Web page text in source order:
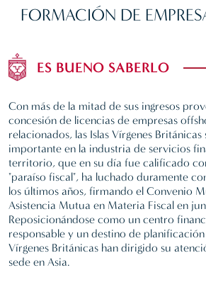
FORMACIÓN DE
ES BUENO SABERLO
Con más de la mitad de sus ingresos
concesión de licencias de empresas
relacionados, las Islas Vírgenes
importante en la industria de servicios
territorio, que en su día fue calificado
"paraíso fiscal", ha luchado duramente
los últimos años, firmando el Convenio
Asistencia Mutua en Materia Fiscal en
Reposicionándose como un centro
responsable y un destino de planificación
Vírgenes Británicas han dirigido su
sede en Asia.